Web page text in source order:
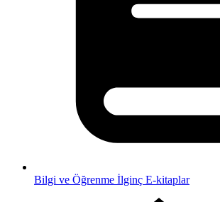
Bilgi ve Öğrenme İlginç E-kitaplar